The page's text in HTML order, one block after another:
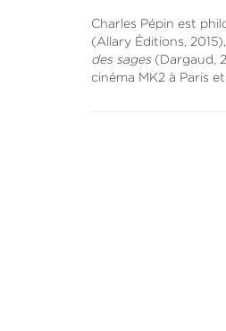
Charles Pépin est
(Allary Éditions, 2015),
des sages(Dargaud,
cinéma MK2 à Paris